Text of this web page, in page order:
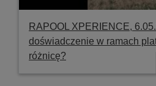
RAPOOL XPERIENCE,
doświadczenie w ramach
różnicę?